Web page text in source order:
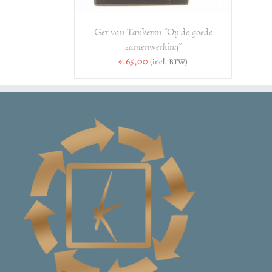
Ger van Tankeren “Op de goede
samenwerking”
€65,00 (incl. BTW)